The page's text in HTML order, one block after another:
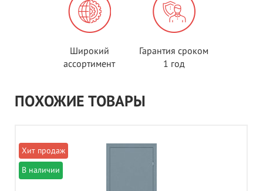
Широкий
ассортимент
Гарантия сроком
1 год
ПОХОЖИЕ ТОВАРЫ
В наличии